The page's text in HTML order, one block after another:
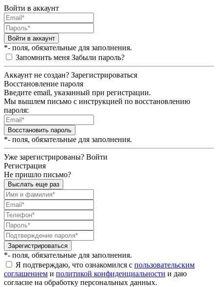
Войти в аккаунт
Войти в аккаунт
*- поля, обязательные для заполнения.
Запомнить меня Забыли пароль?
Аккаунт не создан? Зарегистрироваться
Восстановление пароля
Введите email, указанный при регистрации.
Мы вышлем письмо с инструкцией по восстановлению
пароля:
Восстановить пароль
*- поля, обязательные для заполнения.
Уже зарегистрированы? Войти
Регистрация
Не пришло письмо?
Выслать еще раз
Зарегистрироваться
*- поля, обязательные для заполнения.
Я подтверждаю, что ознакомился с пользовательским
соглашением и политикой конфиденциальности и даю
согласие на обработку персональных данных.